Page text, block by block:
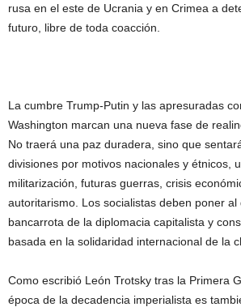
rusa en el este de Ucrania y en Crimea a
futuro, libre de toda coacción.
La cumbre Trump-Putin y las apresuradas
Washington marcan una nueva fase de
No traerá una paz duradera, sino que
divisiones por motivos nacionales y étnicos,
militarización, futuras guerras, crisis
autoritarismo. Los socialistas deben poner al
bancarrota de la diplomacia capitalista y
basada en la solidaridad internacional de la
Como escribió León Trotsky tras la Primera
época de la decadencia imperialista es